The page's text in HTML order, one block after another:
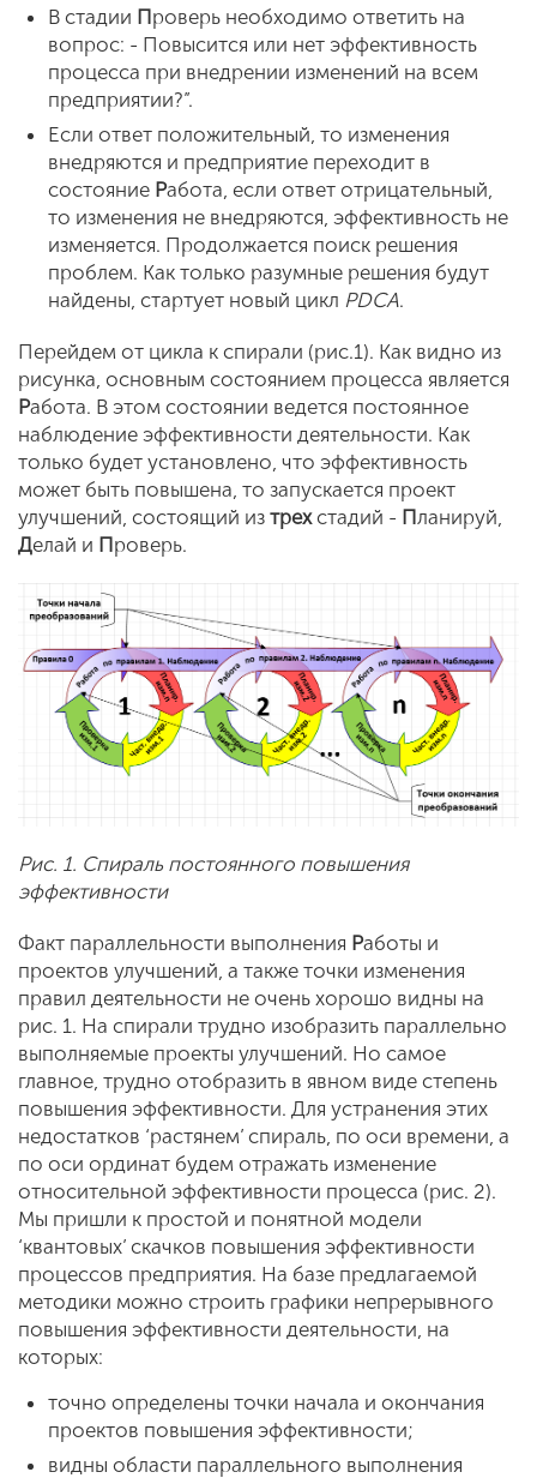
В стадии Проверь необходимо ответить на
вопрос: - Повысится или нет эффективность
процесса при внедрении изменений на всем
предприятии?”.
Если ответ положительный, то изменения
внедряются и предприятие переходит в
состояние Работа, если ответ отрицательный,
то изменения не внедряются, эффективность не
изменяется. Продолжается поиск решения
проблем. Как только разумные решения будут
найдены, стартует новый цикл PDCA.
Перейдем от цикла к спирали (рис.1). Как видно из
рисунка, основным состоянием процесса является
Работа. В этом состоянии ведется постоянное
наблюдение эффективности деятельности. Как
только будет установлено, что эффективность
может быть повышена, то запускается проект
улучшений, состоящий из трехстадий - Планируй,
Делай и Проверь.
Рис. 1. Спираль постоянного повышения
эффективности
Факт параллельности выполнения Работы и
проектов улучшений, а также точки изменения
правил деятельности не очень хорошо видны на
рис. 1. На спирали трудно изобразить параллельно
выполняемые проекты улучшений. Но самое
главное, трудно отобразить в явном виде степень
повышения эффективности. Для устранения этих
недостатков ‘растянем’ спираль, по оси времени, а
по оси ординат будем отражать изменение
относительной эффективности процесса (рис. 2).
Мы пришли к простой и понятной модели
‘квантовых’ скачков повышения эффективности
процессов предприятия. На базе предлагаемой
методики можно строить графики непрерывного
повышения эффективности деятельности, на
которых:
точно определены точки начала и окончания
проектов повышения эффективности;
видны области параллельного выполнения